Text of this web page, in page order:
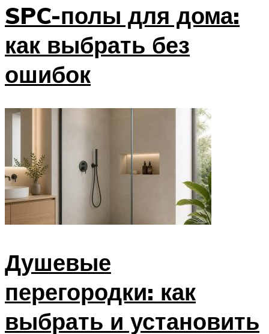
SPC-полы для дома:
как выбрать без
ошибок
Душевые
перегородки: как
выбрать и установить